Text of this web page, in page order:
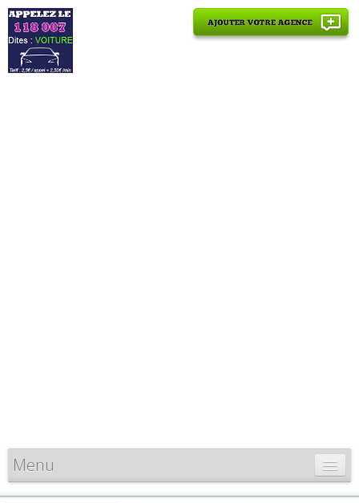
Menu
CARTE DE FRANCE